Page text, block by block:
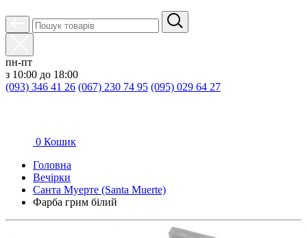
пн-пт
з 10:00 до 18:00
(093) 346 41 26 (067) 230 74 95 (095) 029 64 27
0 Кошик
Головна
Вечірки
Санта Муерте (Santa Muerte)
Фарба грим білий